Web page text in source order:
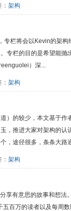
架构
栏将会以Kevin的架
专栏的目的是希望能
）深...
架构
）的较少，本文基于
，推进大家对架构的认
，途径很多，条条大路
架构
享有意思的故事和想法
百万的读者以及每周